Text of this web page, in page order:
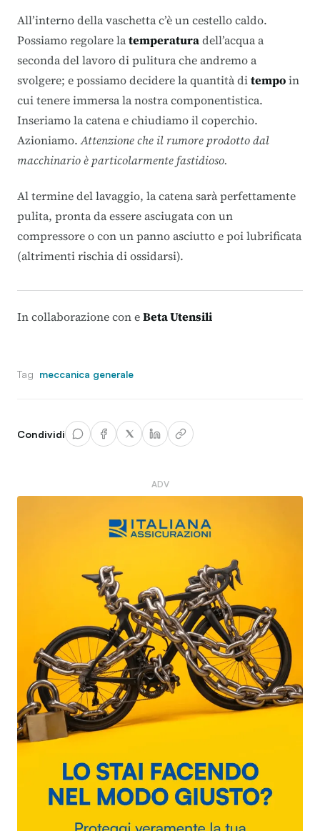
All’interno della vaschetta c’è un cestello caldo.
Possiamo regolare latemperaturadell’acqua a
seconda del lavoro di pulitura che andremo a
svolgere; e possiamo decidere la quantità ditempoin
cui tenere immersa la nostra componentistica.
Inseriamo la catena e chiudiamo il coperchio.
Azioniamo.Attenzione che il rumore prodotto dal
macchinario è particolarmente fastidioso.
Al termine del lavaggio, la catena sarà perfettamente
pulita, pronta da essere asciugata con un
compressore o con un panno asciutto e poi lubrificata
(altrimenti rischia di ossidarsi).
In collaborazione con eBeta Utensili
Tag meccanica generale
Condividi
ADV